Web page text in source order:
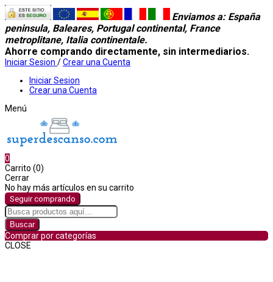
Enviamos a: España
peninsula, Baleares, Portugal continental, France
metroplitane, Italia continentale.
Ahorre comprando directamente, sin intermediarios.
Iniciar Sesion /Crear una Cuenta
Iniciar Sesion
Crear una Cuenta
Menú
0
Carrito (0)
Cerrar
No hay más artículos en su carrito
Seguir comprando
Buscar
Comprar por categorías
CLOSE